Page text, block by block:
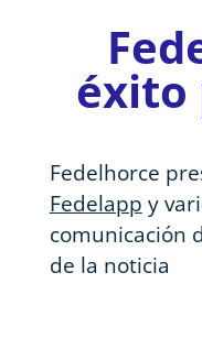
éxito
Fedelhorce
Fedelapp y
comunicación
de la noticia